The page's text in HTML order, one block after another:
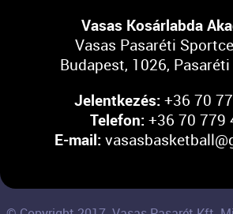
Vasas Kosárlabda
Vasas Pasaréti
Budapest, 1026,
Jelentkezés: +36 70
Telefon: +36 70 779
E-mail: